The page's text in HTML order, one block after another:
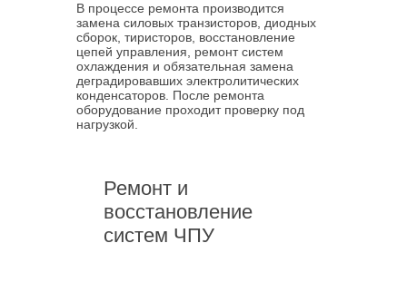
В процессе ремонта производится
замена силовых транзисторов, диодных
сборок, тиристоров, восстановление
цепей управления, ремонт систем
охлаждения и обязательная замена
деградировавших электролитических
конденсаторов. После ремонта
оборудование проходит проверку под
нагрузкой.
Ремонт и
восстановление
систем ЧПУ